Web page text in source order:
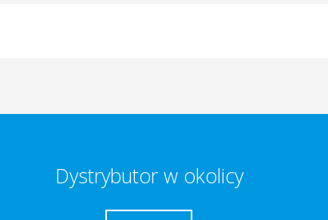
Dystrybutor w okolicy